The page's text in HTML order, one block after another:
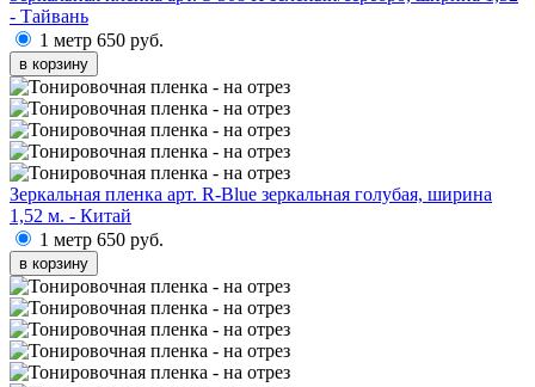
- Тайвань
1 метр 650 руб.
в корзину
Зеркальная пленка арт. R-Blue зеркальная голубая, ширина
1,52 м. - Китай
1 метр 650 руб.
в корзину